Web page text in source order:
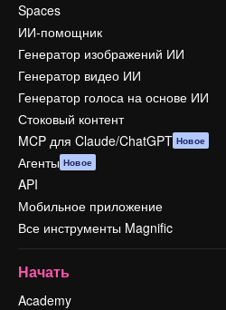
Spaces
ИИ-помощник
Генератор изображений ИИ
Генератор видео ИИ
Генератор голоса на основе ИИ
Стоковый контент
MCP для Claude/ChatGPT Новое
Агенты Новое
API
Мобильное приложение
Все инструменты Magnific
Начать
Academy